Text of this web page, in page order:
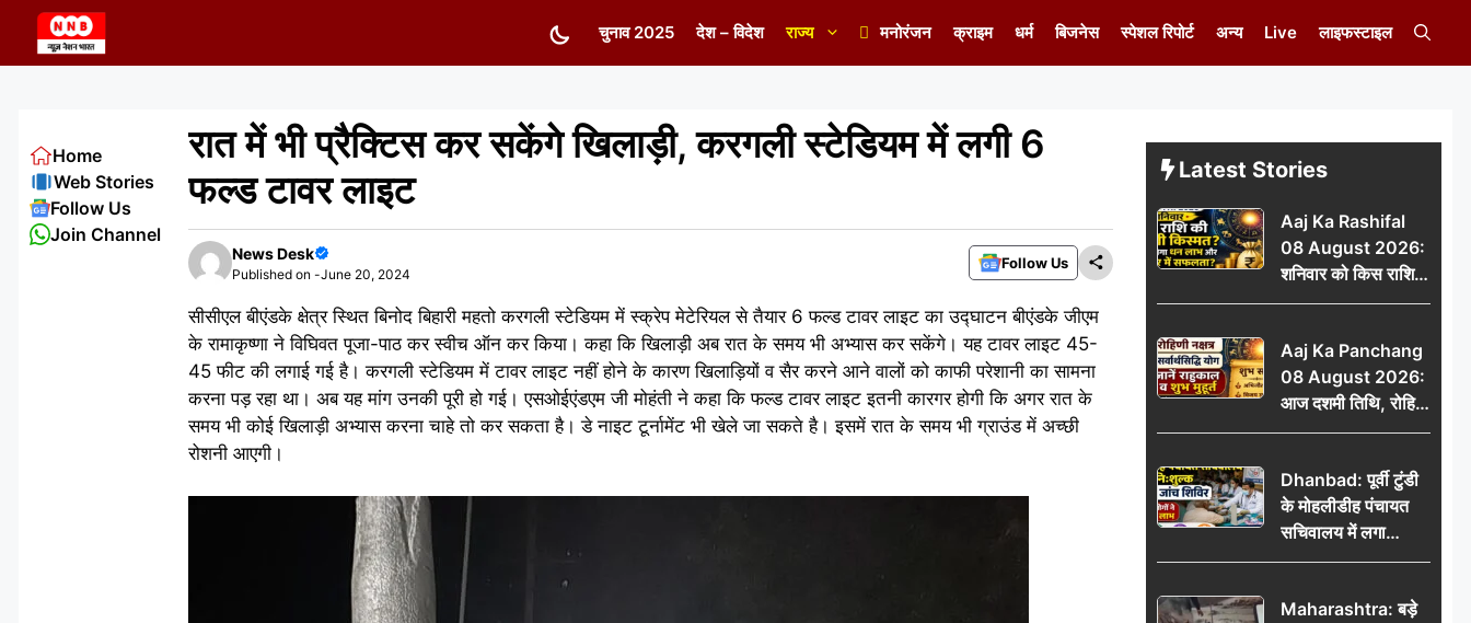
content
चुनाव 2025 देश – विदेश राज्य मनोरंजन क्राइम धर्म बिजनेस स्पेशल रिपोर्ट अन्य Live लाइफस्टाइल
रात में भी प्रैक्टिस कर सकेंगे खिलाड़ी, करगली स्टेडियम में लगी 6
फल्ड टावर लाइट
News Desk
Published on -June 20, 2024
Follow Us
सीसीएल बीएंडके क्षेत्र स्थित बिनोद बिहारी महतो करगली स्टेडियम में स्क्रेप मेटेरियल से तैयार 6 फल्ड टावर लाइट का उद्घाटन बीएंडके जीएम
के रामाकृष्णा ने विघिवत पूजा-पाठ कर स्वीच ऑन कर किया। कहा कि खिलाड़ी अब रात के समय भी अभ्यास कर सकेंगे। यह टावर लाइट 45-
45 फीट की लगाई गई है। करगली स्टेडियम में टावर लाइट नहीं होने के कारण खिलाड़ियों व सैर करने आने वालों को काफी परेशानी का सामना
करना पड़ रहा था। अब यह मांग उनकी पूरी हो गई। एसओईएंडएम जी मोहंती ने कहा कि फल्ड टावर लाइट इतनी कारगर होगी कि अगर रात के
समय भी कोई खिलाड़ी अभ्यास करना चाहे तो कर सकता है। डे नाइट टूर्नामेंट भी खेले जा सकते है। इसमें रात के समय भी ग्राउंड में अच्छी
रोशनी आएगी।
Home
Web Stories
Follow Us
Join Channel
Latest Stories
Aaj Ka Rashifal
08 August 2026:
शनिवार को किस राशि
की चमकेगी किस्मत,
और करियर में सफलता?
Aaj Ka Panchang
08 August 2026:
आज दशमी तिथि, रोहिणी
नक्षत्र और सर्वार्थसिद्धि
शुभ मुहूर्त
Dhanbad: पूर्वी टुंडी
के मोहलीडीह पंचायत
सचिवालय में लगा
निःशुल्क स्वास्थ्य जांच
उठाया लाभ
Maharashtra: बड़े